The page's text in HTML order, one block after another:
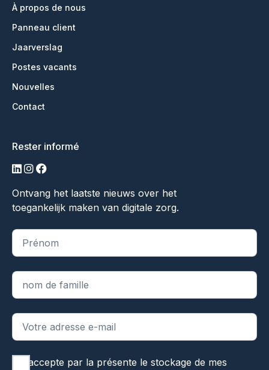
À propos de nous
Panneau client
Jaarverslag
Postes vacants
Nouvelles
Contact
Rester informé
LinkedIn
Instagram
Facebook
Ontvang het laatste nieuws over het
toegankelijk maken van digitale zorg.
"*" indique les champs obligatoires
J'accepte par la présente le stockage de mes